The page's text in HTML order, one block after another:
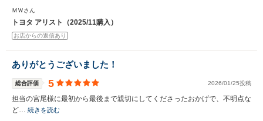
ＭＷさん
トヨタ アリスト（2025/11購入）
お店からの返信あり
ありがとうございました！
総合評価 5 2026/01/25投稿
担当の宮尾様に最初から最後まで親切にしてくださったおかげで、不明点な
ど… 続きを読む